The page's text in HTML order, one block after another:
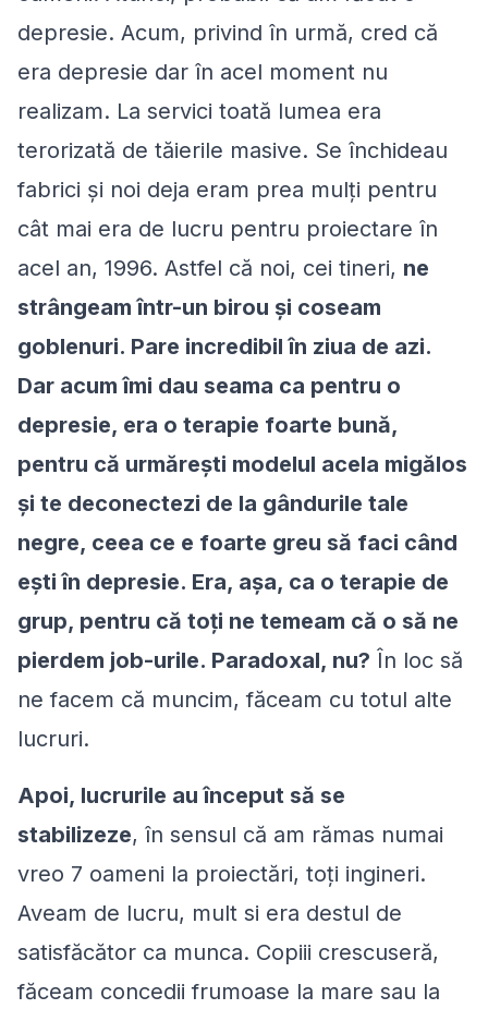
depresie. Acum, privind în urmă, cred că
era depresie dar în acel moment nu
realizam. La servici toată lumea era
terorizată de tăierile masive. Se închideau
fabrici şi noi deja eram prea mulţi pentru
cât mai era de lucru pentru proiectare în
acel an, 1996. Astfel că noi, cei tineri, ne
strângeam într-un birou şi coseam
goblenuri. Pare incredibil în ziua de azi.
Dar acum îmi dau seama ca pentru o
depresie, era o terapie foarte bună,
pentru că urmărești modelul acela migălos
şi te deconectezi de la gândurile tale
negre, ceea ce e foarte greu să faci când
ești în depresie. Era, aşa, ca o terapie de
grup, pentru că toți ne temeam că o să ne
pierdem job-urile. Paradoxal, nu? În loc să
ne facem că muncim, făceam cu totul alte
lucruri.
Apoi, lucrurile au început să se
stabilizeze, în sensul că am rămas numai
vreo 7 oameni la proiectări, toți ingineri.
Aveam de lucru, mult si era destul de
satisfăcător ca munca. Copiii crescuseră,
făceam concedii frumoase la mare sau la